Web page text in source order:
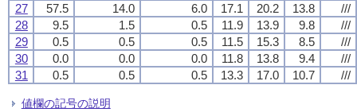
27
57.5 14.0 6.0 17.1 20.2 13.8
///
28
9.5 1.5 0.5 11.9 13.9 9.8
///
29
0.5 0.5 0.5 11.5 15.3 8.5
///
30
0.0 0.0 0.0 11.8 13.8 9.4
///
31
0.5 0.5 0.5 13.3 17.0 10.7 ///
値欄の記号の説明